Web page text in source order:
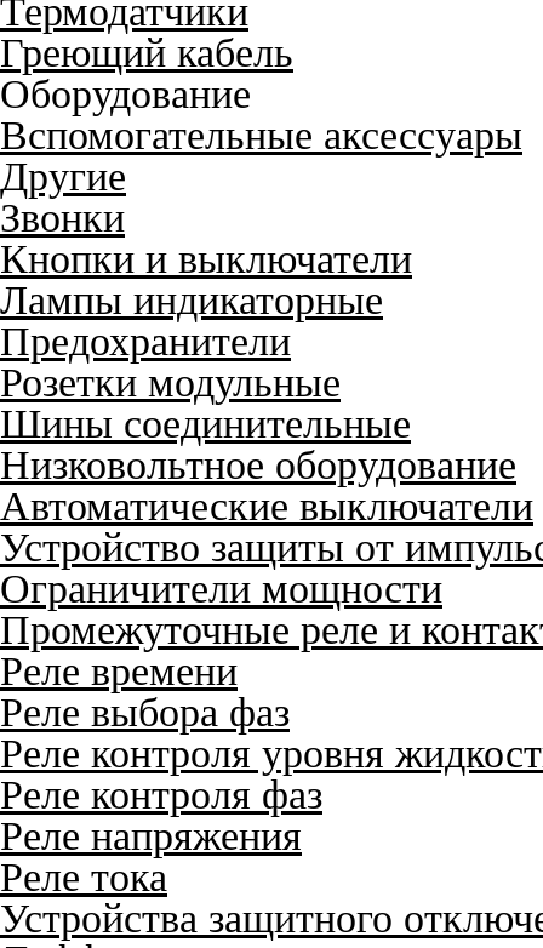
Термодатчики
Греющий кабель
Оборудование
Вспомогательные аксессуары
Другие
Звонки
Кнопки и выключатели
Лампы индикаторные
Предохранители
Розетки модульные
Шины соединительные
Низковольтное оборудование
Автоматические выключатели
Устройство защиты от
Ограничители мощности
Промежуточные реле и
Реле времени
Реле выбора фаз
Реле контроля уровня
Реле контроля фаз
Реле напряжения
Реле тока
Устройства защитного